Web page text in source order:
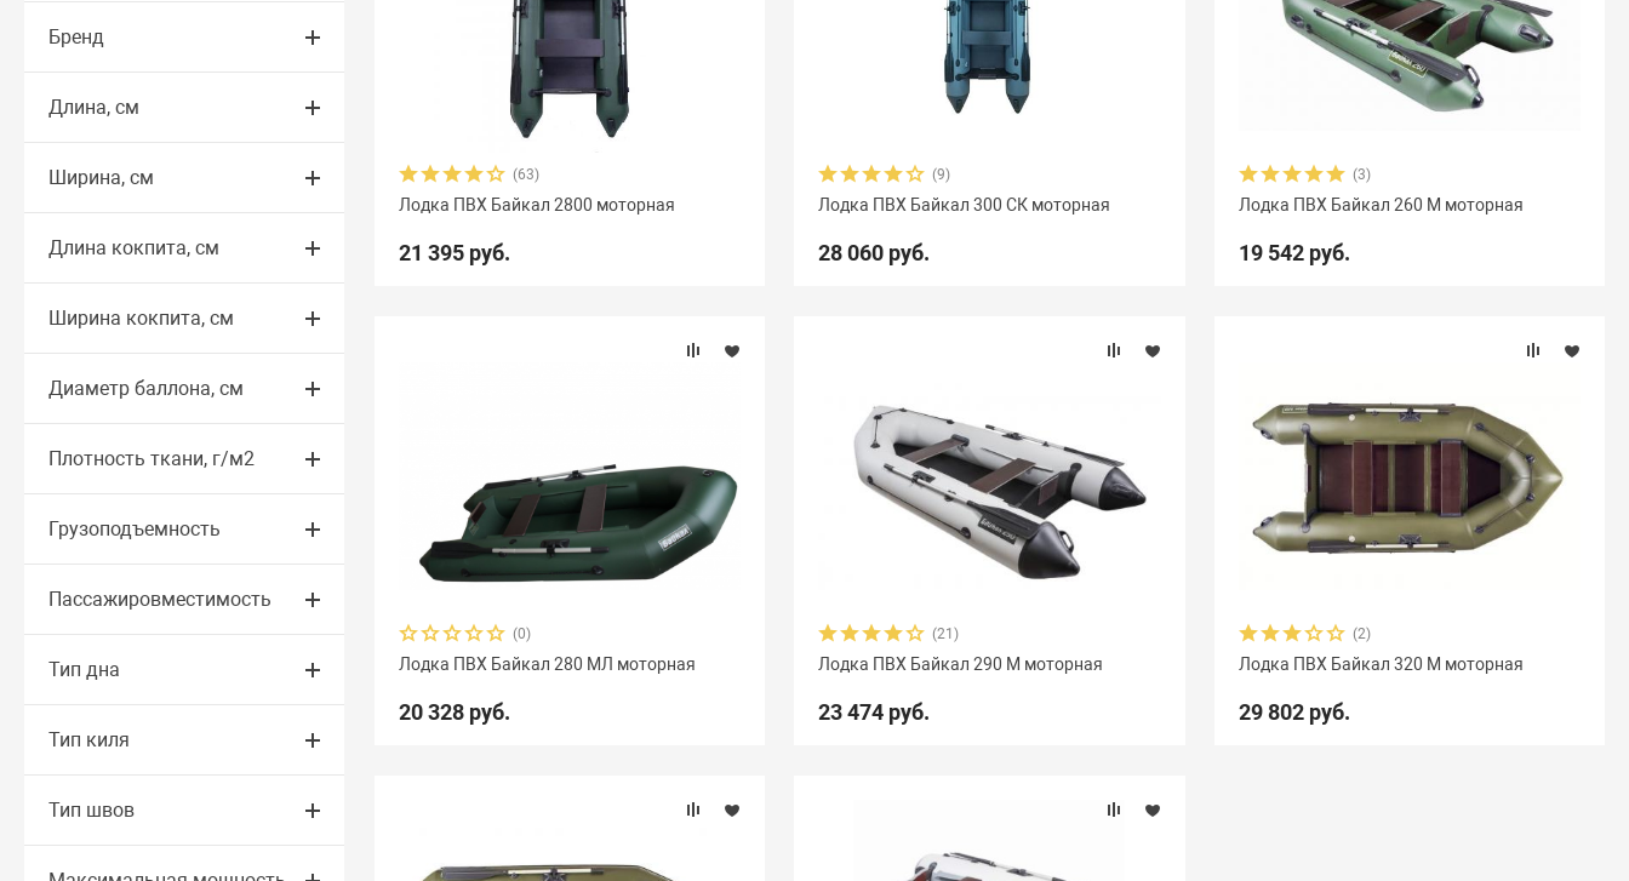
Бренд
Длина, см
Ширина, см
Длина кокпита, см
Ширина кокпита, см
Диаметр баллона, см
Плотность ткани, г/м2
Грузоподъемность
Пассажировместимость
Тип дна
Тип киля
Тип швов
(63)
Лодка ПВХ Байкал 2800 моторная
21 395 руб.
(9)
Лодка ПВХ Байкал 300 СК моторная
28 060 руб.
(3)
Лодка ПВХ Байкал 260 М моторная
19 542 руб.
(0)
Лодка ПВХ Байкал 280 МЛ моторная
20 328 руб.
(21)
Лодка ПВХ Байкал 290 М моторная
23 474 руб.
(2)
Лодка ПВХ Байкал 320 М моторная
29 802 руб.